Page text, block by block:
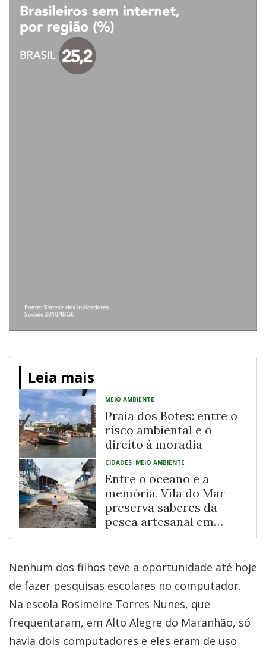
Leia mais
MEIO AMBIENTE
Praia dos Botes: entre o
risco ambiental e o
direito à moradia
CIDADES, MEIO AMBIENTE
Entre o oceano e a
memória, Vila do Mar
preserva saberes da
pesca artesanal em
Fortaleza
Nenhum dos filhos teve a oportunidade até hoje
de fazer pesquisas escolares no computador.
Na escola Rosimeire Torres Nunes, que
frequentaram, em Alto Alegre do Maranhão, só
havia dois computadores e eles eram de uso